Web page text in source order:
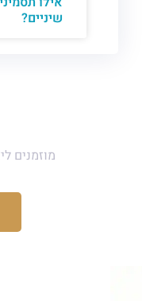
שיניים?
מוזמנים